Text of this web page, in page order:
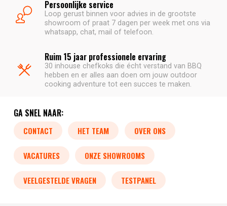
Persoonlijke service
Loop gerust binnen voor advies in de grootste
showroom of praat 7 dagen per week met ons via
whatsapp, chat, mail of telefoon.
Ruim 15 jaar professionele ervaring
30 inhouse chefkoks die écht verstand van BBQ
hebben en er alles aan doen om jouw outdoor
cooking adventure tot een succes te maken.
GA SNEL NAAR:
CONTACT HET TEAM OVER ONS
VACATURES ONZE SHOWROOMS
VEELGESTELDE VRAGEN TESTPANEL